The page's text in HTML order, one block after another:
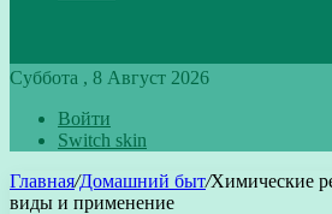
Суббота , 8 Август 2026
Войти
Switch skin
Главная/Домашний быт/Химические
виды и применение